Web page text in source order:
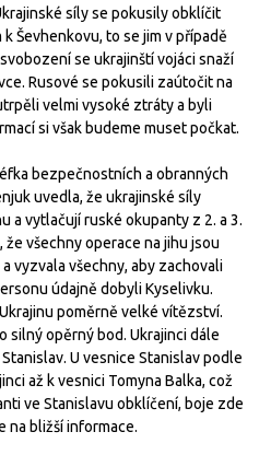
síly se pokusily obklíčit
Ševhenkovu, to se jim v případě
se ukrajinští vojáci snaží
Rusové se pokusili zaútočit na
velmi vysoké ztráty a byli
si však budeme muset počkat.
bezpečnostních a obranných
uvedla, že ukrajinské síly
a vytlačují ruské okupanty z 2. a 3.
všechny operace na jihu jsou
vyzvala všechny, aby zachovali
údajně dobyli Kyselivku.
poměrně velké vítězství.
silný opěrný bod. Ukrajinci dále
U vesnice Stanislav podle
až k vesnici Tomyna Balka, což
ve Stanislavu obklíčení, boje zde
na bližší informace.